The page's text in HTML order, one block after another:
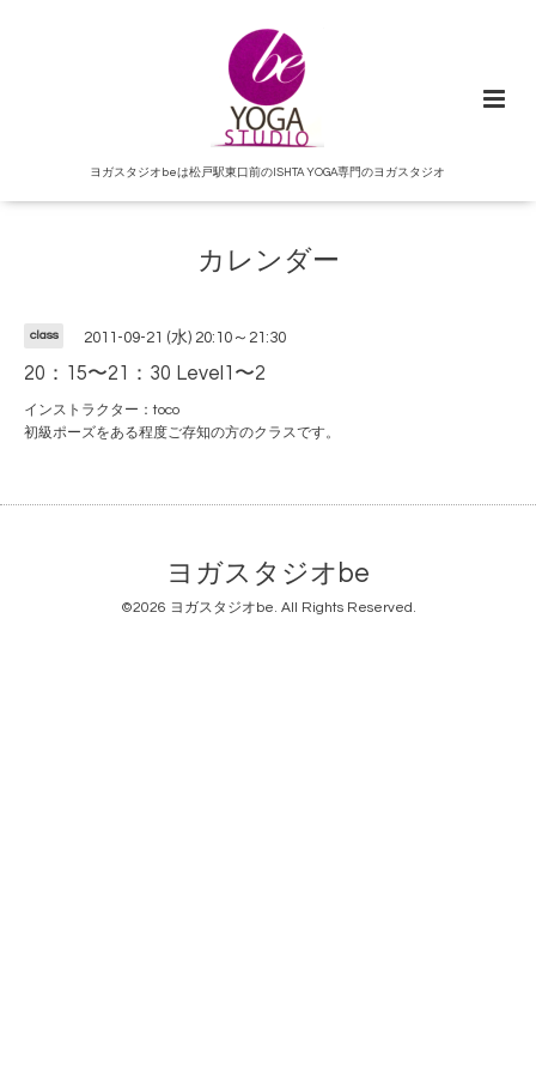
ヨガスタジオbeは松戸駅東口前のISHTA YOGA専門のヨガスタジオ
カレンダー
class 2011-09-21 (水) 20:10～21:30
20：15〜21：30 Level1〜2
インストラクター：toco
初級ポーズをある程度ご存知の方のクラスです。
ヨガスタジオbe
©2026 ヨガスタジオbe. All Rights Reserved.